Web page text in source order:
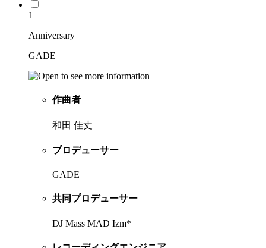
1
Anniversary
GADE
作曲者
和田 佳丈
プロデューサー
GADE
共同プロデューサー
DJ Mass MAD Izm*